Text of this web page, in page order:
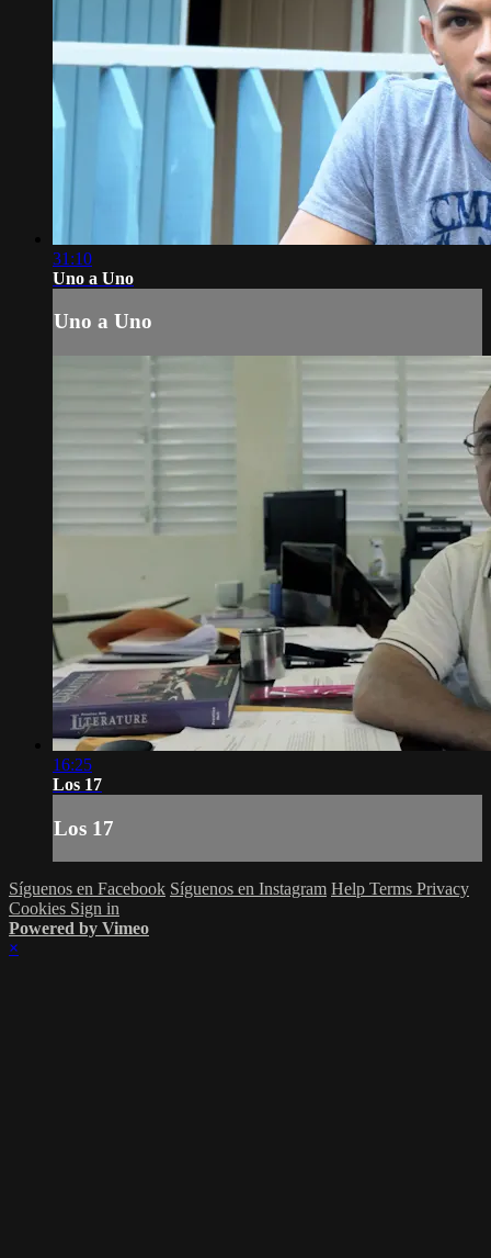
31:10
Uno a Uno
Uno a Uno
16:25
Los 17
Los 17
Síguenos en Facebook Síguenos en Instagram Help Terms Privacy
Cookies Sign in
Powered by Vimeo
×